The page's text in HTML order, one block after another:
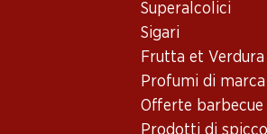
Superalcolici
Sigari
Frutta et Verdura
Profumi di marca
Offerte barbecue
Prodotti di spicco